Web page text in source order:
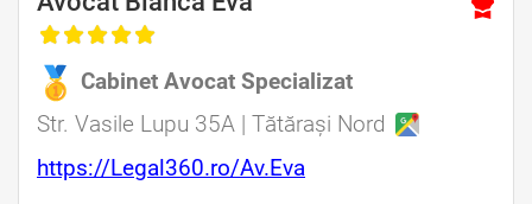
Cabinet Avocat Specializat
Str. Vasile Lupu 35A | Tătărași Nord
https://Legal360.ro/Av.Eva